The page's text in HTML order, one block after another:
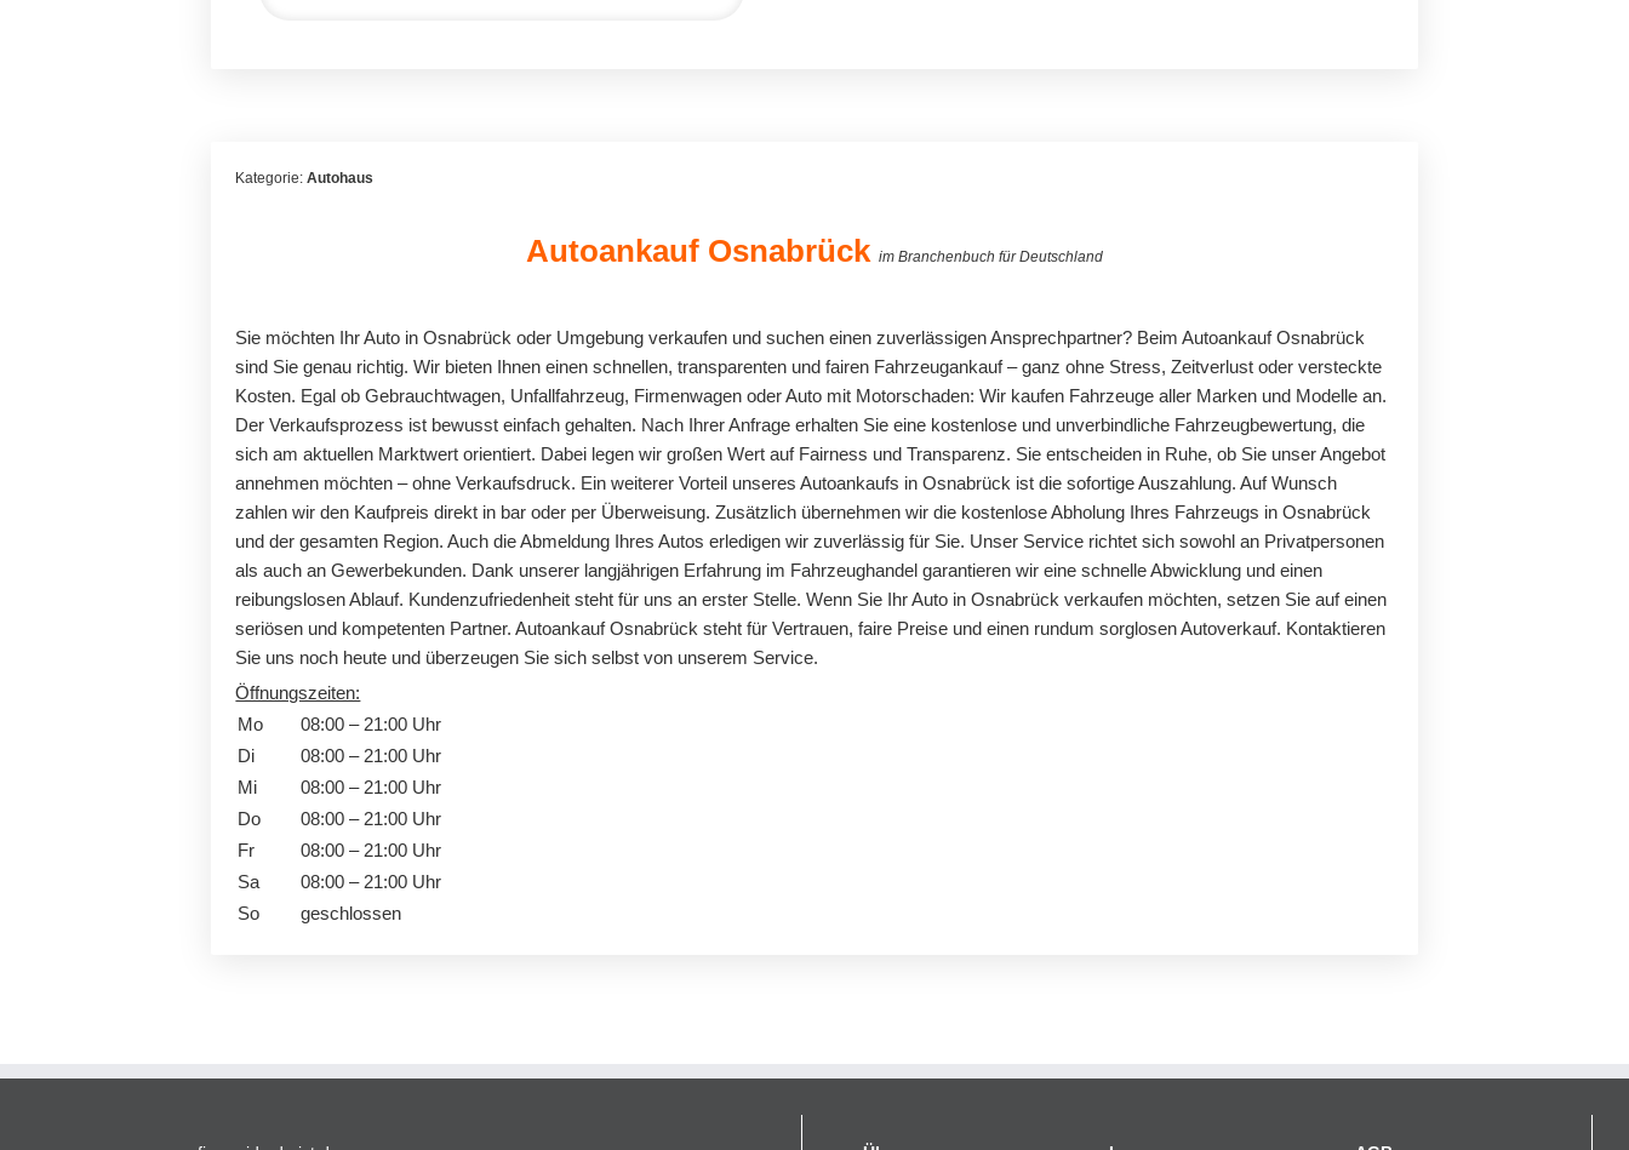
Kategorie:Autohaus
Autoankauf Osnabrück im Branchenbuch für Deutschland
Sie möchten Ihr Auto in Osnabrück oder Umgebung verkaufen und suchen einen zuverlässigen Ansprechpartner? Beim Autoankauf Osnabrück
sind Sie genau richtig. Wir bieten Ihnen einen schnellen, transparenten und fairen Fahrzeugankauf – ganz ohne Stress, Zeitverlust oder versteckte
Kosten. Egal ob Gebrauchtwagen, Unfallfahrzeug, Firmenwagen oder Auto mit Motorschaden: Wir kaufen Fahrzeuge aller Marken und Modelle an.
Der Verkaufsprozess ist bewusst einfach gehalten. Nach Ihrer Anfrage erhalten Sie eine kostenlose und unverbindliche Fahrzeugbewertung, die
sich am aktuellen Marktwert orientiert. Dabei legen wir großen Wert auf Fairness und Transparenz. Sie entscheiden in Ruhe, ob Sie unser Angebot
annehmen möchten – ohne Verkaufsdruck. Ein weiterer Vorteil unseres Autoankaufs in Osnabrück ist die sofortige Auszahlung. Auf Wunsch
zahlen wir den Kaufpreis direkt in bar oder per Überweisung. Zusätzlich übernehmen wir die kostenlose Abholung Ihres Fahrzeugs in Osnabrück
und der gesamten Region. Auch die Abmeldung Ihres Autos erledigen wir zuverlässig für Sie. Unser Service richtet sich sowohl an Privatpersonen
als auch an Gewerbekunden. Dank unserer langjährigen Erfahrung im Fahrzeughandel garantieren wir eine schnelle Abwicklung und einen
reibungslosen Ablauf. Kundenzufriedenheit steht für uns an erster Stelle. Wenn Sie Ihr Auto in Osnabrück verkaufen möchten, setzen Sie auf einen
seriösen und kompetenten Partner. Autoankauf Osnabrück steht für Vertrauen, faire Preise und einen rundum sorglosen Autoverkauf. Kontaktieren
Sie uns noch heute und überzeugen Sie sich selbst von unserem Service.
Öffnungszeiten:
Mo
08:00 – 21:00 Uhr
Di
08:00 – 21:00 Uhr
Mi
08:00 – 21:00 Uhr
Do
08:00 – 21:00 Uhr
Fr
08:00 – 21:00 Uhr
Sa
08:00 – 21:00 Uhr
So
geschlossen